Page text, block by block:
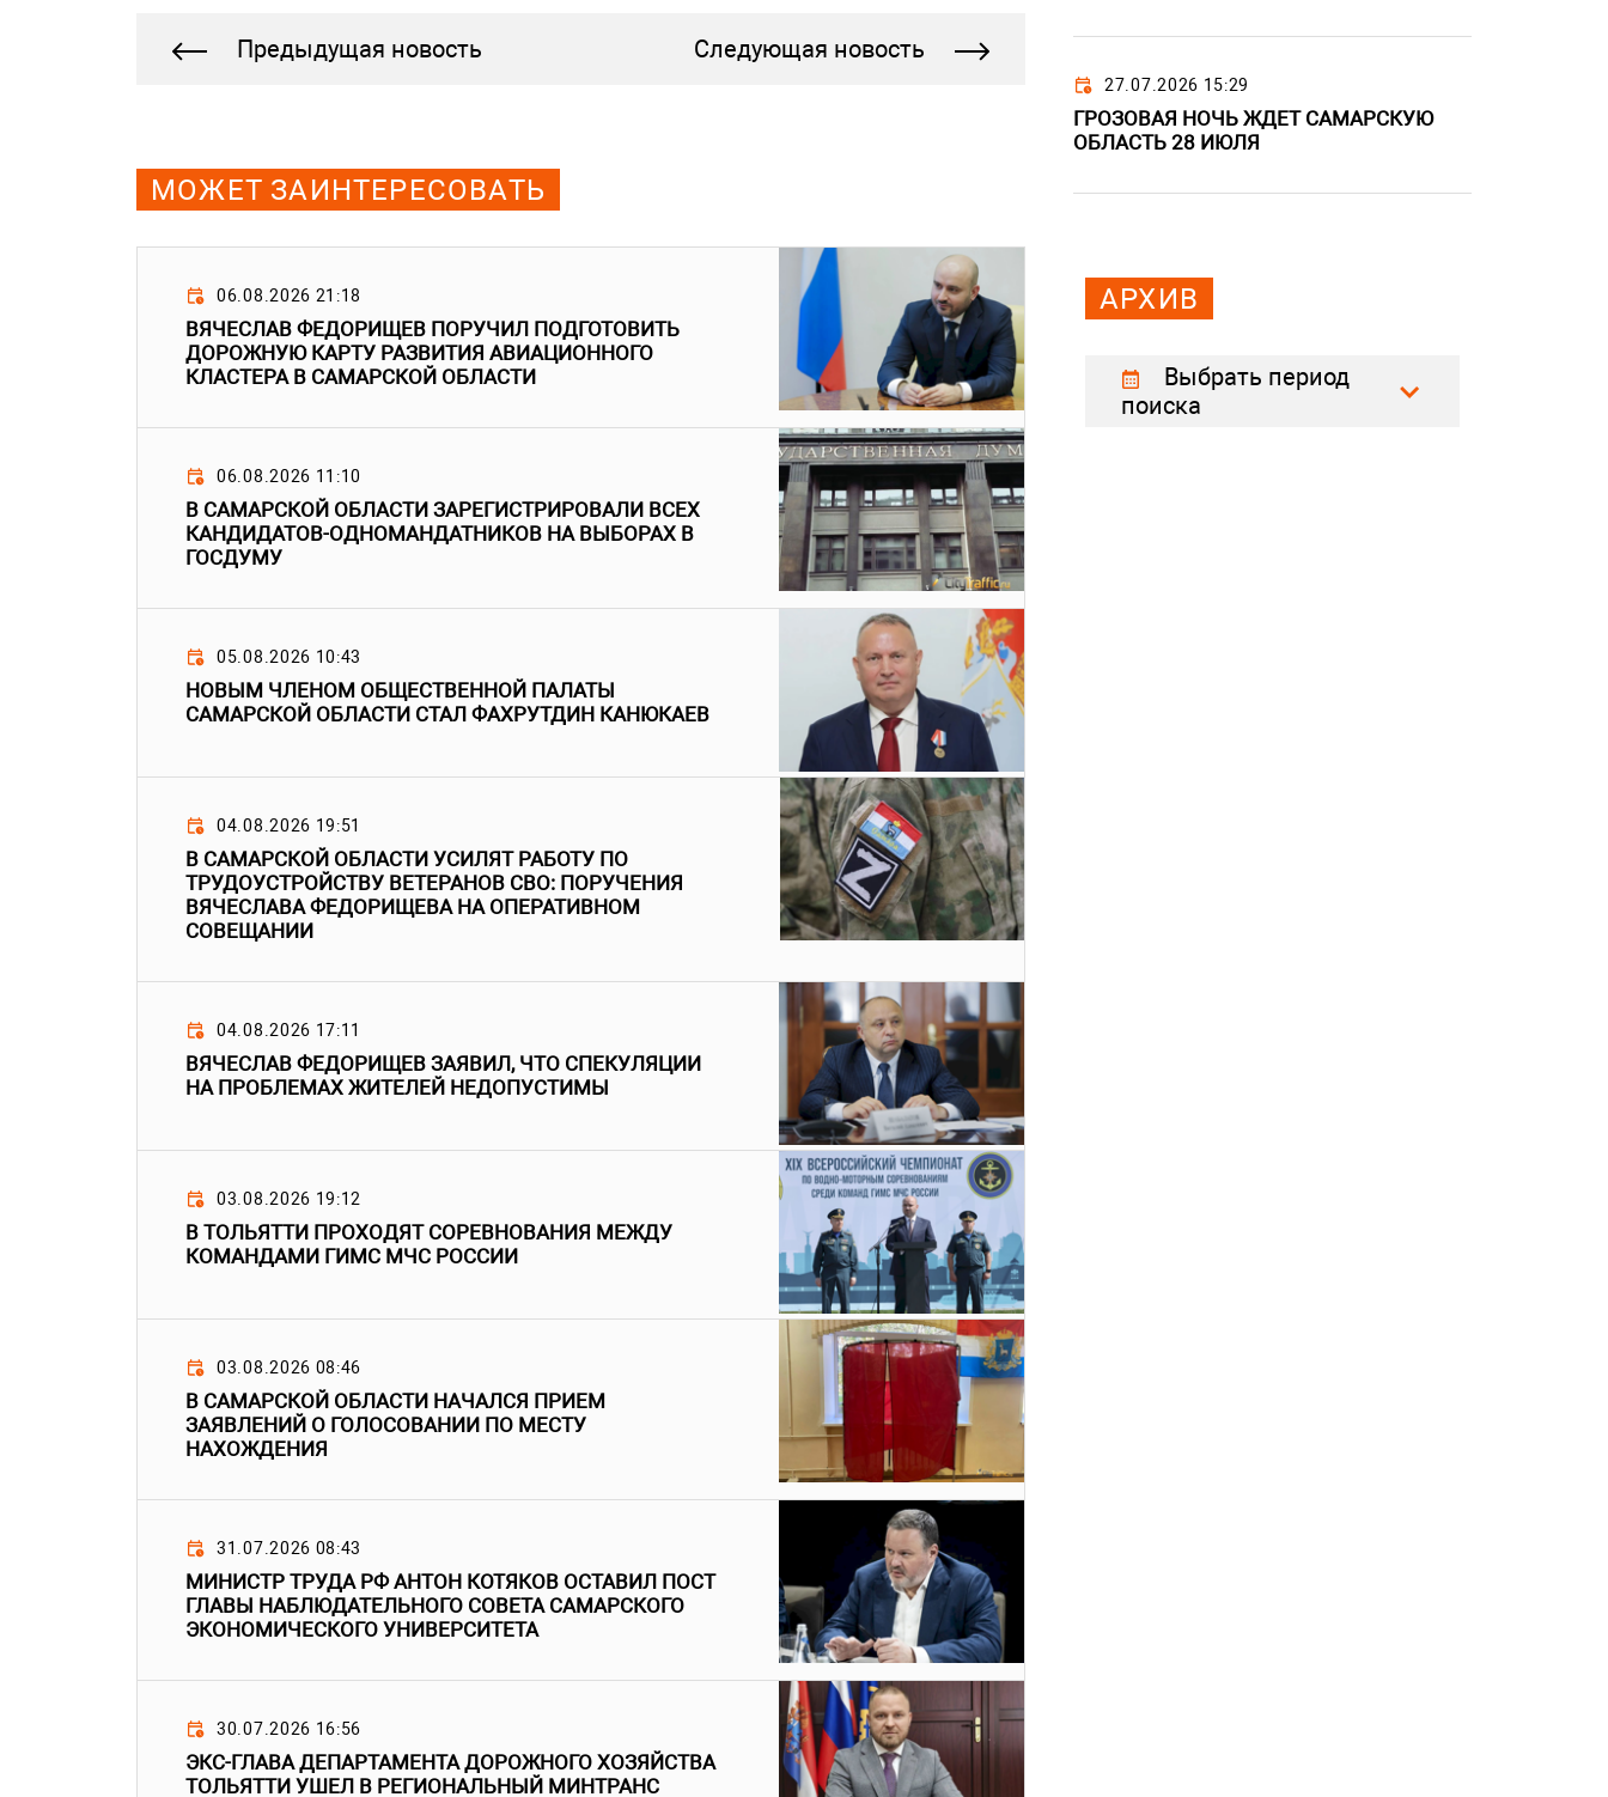
Предыдущая новость Следующая новость
МОЖЕТ ЗАИНТЕРЕСОВАТЬ
06.08.2026 21:18
ВЯЧЕСЛАВ ФЕДОРИЩЕВ ПОРУЧИЛ ПОДГОТОВИТЬ
ДОРОЖНУЮ КАРТУ РАЗВИТИЯ АВИАЦИОННОГО
КЛАСТЕРА В САМАРСКОЙ ОБЛАСТИ
06.08.2026 11:10
В САМАРСКОЙ ОБЛАСТИ ЗАРЕГИСТРИРОВАЛИ ВСЕХ
КАНДИДАТОВ-ОДНОМАНДАТНИКОВ НА ВЫБОРАХ В
ГОСДУМУ
05.08.2026 10:43
НОВЫМ ЧЛЕНОМ ОБЩЕСТВЕННОЙ ПАЛАТЫ
САМАРСКОЙ ОБЛАСТИ СТАЛ ФАХРУТДИН КАНЮКАЕВ
04.08.2026 19:51
В САМАРСКОЙ ОБЛАСТИ УСИЛЯТ РАБОТУ ПО
ТРУДОУСТРОЙСТВУ ВЕТЕРАНОВ СВО: ПОРУЧЕНИЯ
ВЯЧЕСЛАВА ФЕДОРИЩЕВА НА ОПЕРАТИВНОМ
СОВЕЩАНИИ
04.08.2026 17:11
ВЯЧЕСЛАВ ФЕДОРИЩЕВ ЗАЯВИЛ, ЧТО СПЕКУЛЯЦИИ
НА ПРОБЛЕМАХ ЖИТЕЛЕЙ НЕДОПУСТИМЫ
03.08.2026 19:12
В ТОЛЬЯТТИ ПРОХОДЯТ СОРЕВНОВАНИЯ МЕЖДУ
КОМАНДАМИ ГИМС МЧС РОССИИ
03.08.2026 08:46
В САМАРСКОЙ ОБЛАСТИ НАЧАЛСЯ ПРИЕМ
ЗАЯВЛЕНИЙ О ГОЛОСОВАНИИ ПО МЕСТУ
НАХОЖДЕНИЯ
31.07.2026 08:43
МИНИСТР ТРУДА РФ АНТОН КОТЯКОВ ОСТАВИЛ ПОСТ
ГЛАВЫ НАБЛЮДАТЕЛЬНОГО СОВЕТА САМАРСКОГО
ЭКОНОМИЧЕСКОГО УНИВЕРСИТЕТА
30.07.2026 16:56
ЭКС-ГЛАВА ДЕПАРТАМЕНТА ДОРОЖНОГО ХОЗЯЙСТВА
ТОЛЬЯТТИ УШЕЛ В РЕГИОНАЛЬНЫЙ МИНТРАНС
27.07.2026 15:29
ГРОЗОВАЯ НОЧЬ ЖДЕТ САМАРСКУЮ
ОБЛАСТЬ 28 ИЮЛЯ
АРХИВ
Выбрать период
поиска